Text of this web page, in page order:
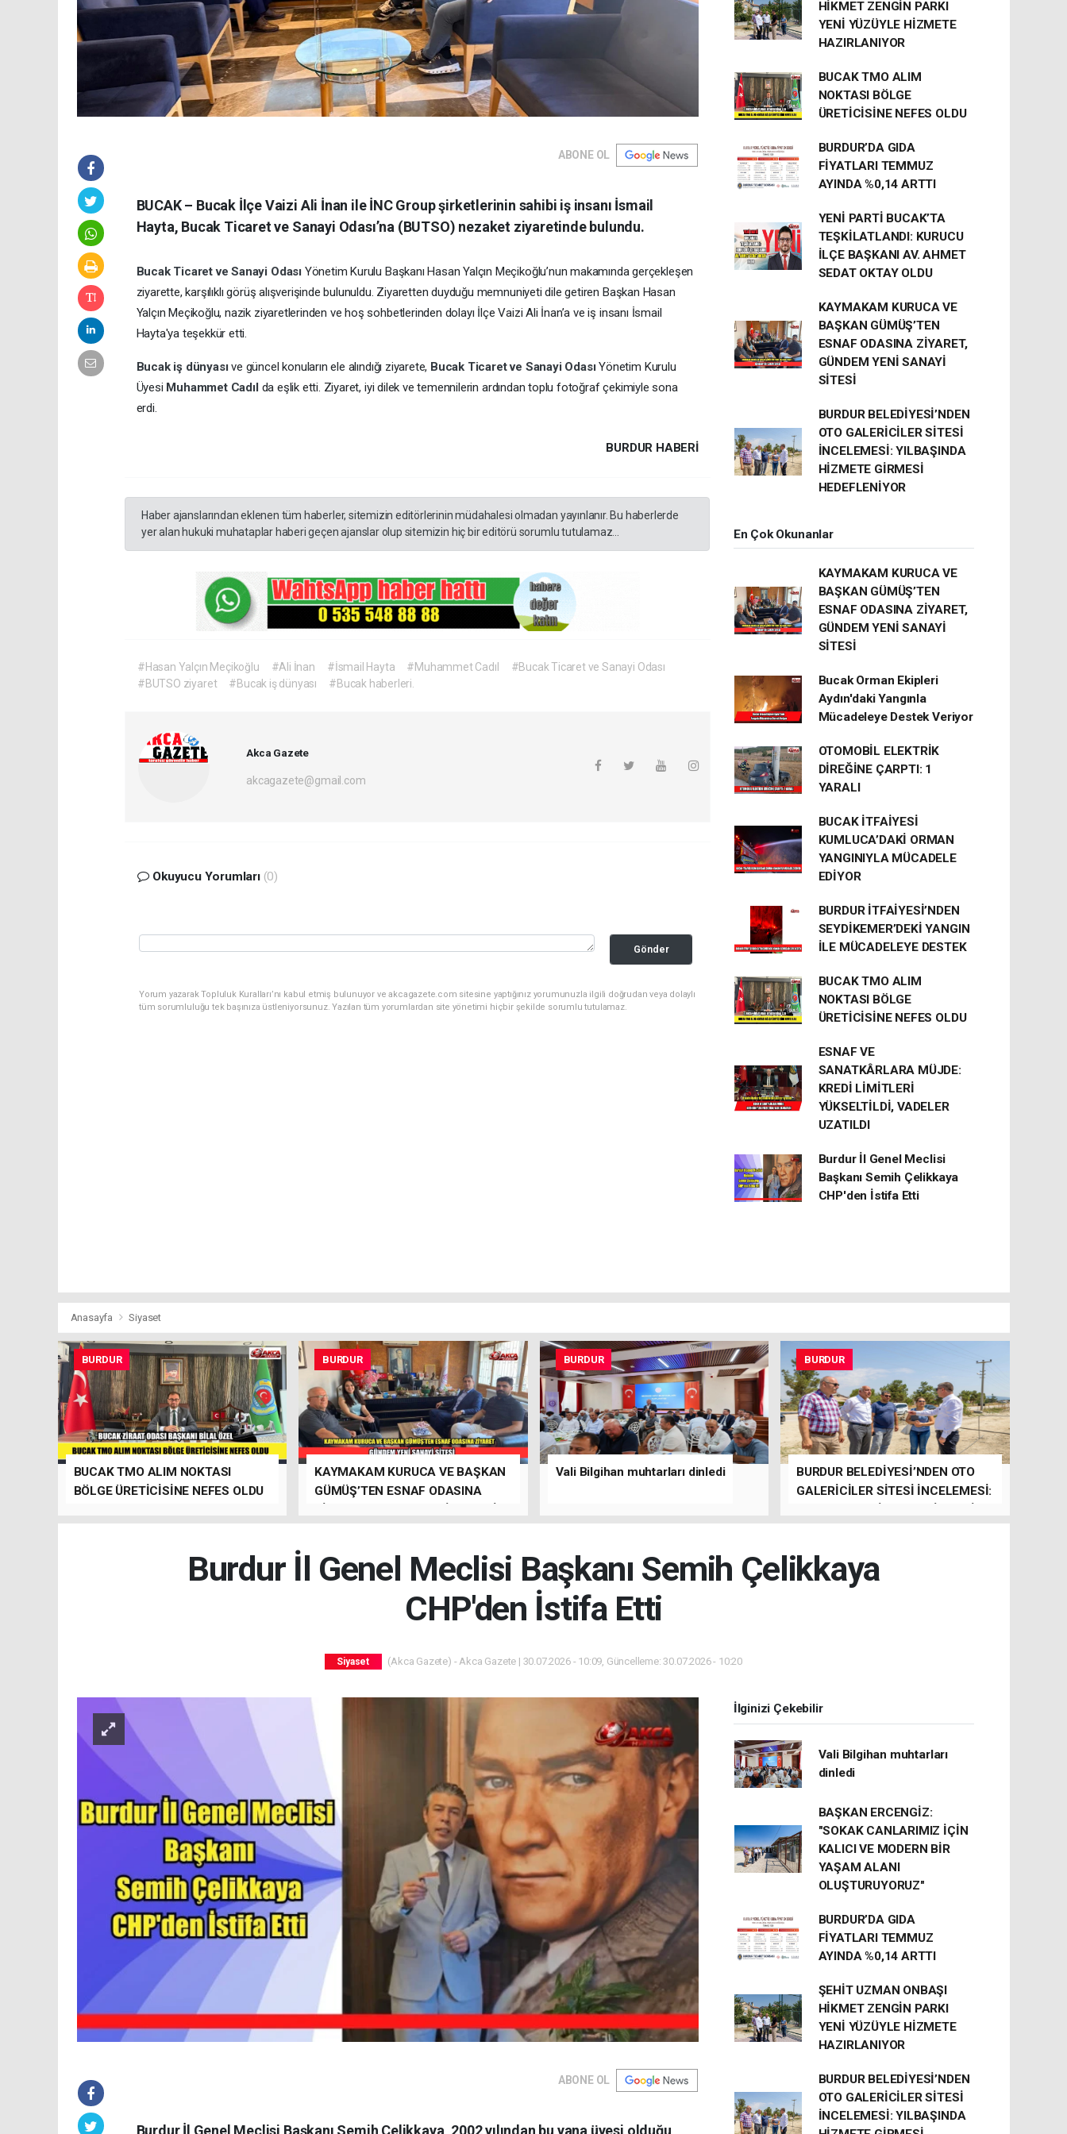
ABONE OL
BUCAK – Bucak İlçe Vaizi Ali İnan ile İNC Group şirketlerinin sahibi iş insanı İsmail
Hayta, Bucak Ticaret ve Sanayi Odası’na (BUTSO) nezaket ziyaretinde bulundu.
Bucak Ticaret ve Sanayi Odası Yönetim Kurulu Başkanı Hasan Yalçın Meçikoğlu’nun makamında gerçekleşen
ziyarette, karşılıklı görüş alışverişinde bulunuldu. Ziyaretten duyduğu memnuniyeti dile getiren Başkan Hasan
Yalçın Meçikoğlu, nazik ziyaretlerinden ve hoş sohbetlerinden dolayı İlçe Vaizi Ali İnan’a ve iş insanı İsmail
Hayta'ya teşekkür etti.
Bucak iş dünyasıve güncel konuların ele alındığı ziyarete, Bucak Ticaret ve Sanayi OdasıYönetim Kurulu
Üyesi Muhammet Cadıl da eşlik etti. Ziyaret, iyi dilek ve temennilerin ardından toplu fotoğraf çekimiyle sona
erdi.
BURDUR HABERİ
Haber ajanslarından eklenen tüm haberler, sitemizin editörlerinin müdahalesi olmadan yayınlanır. Bu haberlerde
yer alan hukuki muhataplar haberi geçen ajanslar olup sitemizin hiç bir editörü sorumlu tutulamaz...
#Hasan Yalçın Meçikoğlu #Ali İnan #İsmail Hayta #Muhammet Cadıl
#Bucak Ticaret ve Sanayi Odası
#BUTSO ziyaret
#Bucak iş dünyası #Bucak haberleri.
Akca Gazete
akcagazete@gmail.com
Okuyucu Yorumları (0)
Gönder
Yorum yazarak Topluluk Kuralları’nı kabul etmiş bulunuyor ve akcagazete.com sitesine yaptığınız yorumunuzla ilgili doğrudan veya dolaylı
tüm sorumluluğu tek başınıza üstleniyorsunuz. Yazılan tüm yorumlardan site yönetimi hiçbir şekilde sorumlu tutulamaz.
HİKMET ZENGİN PARKI
YENİ YÜZÜYLE HİZMETE
HAZIRLANIYOR
BUCAK TMO ALIM
NOKTASI BÖLGE
ÜRETİCİSİNE NEFES OLDU
BURDUR’DA GIDA
FİYATLARI TEMMUZ
AYINDA %0,14 ARTTI
YENİ PARTİ BUCAK’TA
TEŞKİLATLANDI: KURUCU
İLÇE BAŞKANI AV. AHMET
SEDAT OKTAY OLDU
KAYMAKAM KURUCA VE
BAŞKAN GÜMÜŞ’TEN
ESNAF ODASINA ZİYARET,
GÜNDEM YENİ SANAYİ
SİTESİ
BURDUR BELEDİYESİ’NDEN
OTO GALERİCİLER SİTESİ
İNCELEMESİ: YILBAŞINDA
HİZMETE GİRMESİ
HEDEFLENİYOR
En Çok Okunanlar
KAYMAKAM KURUCA VE
BAŞKAN GÜMÜŞ’TEN
ESNAF ODASINA ZİYARET,
GÜNDEM YENİ SANAYİ
SİTESİ
Bucak Orman Ekipleri
Aydın'daki Yangınla
Mücadeleye Destek Veriyor
OTOMOBİL ELEKTRİK
DİREĞİNE ÇARPTI: 1
YARALI
BUCAK İTFAİYESİ
KUMLUCA’DAKİ ORMAN
YANGINIYLA MÜCADELE
EDİYOR
BURDUR İTFAİYESİ’NDEN
SEYDİKEMER’DEKİ YANGIN
İLE MÜCADELEYE DESTEK
BUCAK TMO ALIM
NOKTASI BÖLGE
ÜRETİCİSİNE NEFES OLDU
ESNAF VE
SANATKÂRLARA MÜJDE:
KREDİ LİMİTLERİ
YÜKSELTİLDİ, VADELER
UZATILDI
Burdur İl Genel Meclisi
Başkanı Semih Çelikkaya
CHP'den İstifa Etti
Anasayfa Siyaset
BURDUR
BUCAK TMO ALIM NOKTASI
BÖLGE ÜRETİCİSİNE NEFES OLDU
BURDUR
KAYMAKAM KURUCA VE BAŞKAN
GÜMÜŞ’TEN ESNAF ODASINA
BURDUR
Vali Bilgihan muhtarları dinledi
BURDUR
BURDUR BELEDİYESİ’NDEN OTO
GALERİCİLER SİTESİ İNCELEMESİ:
Burdur İl Genel Meclisi Başkanı Semih Çelikkaya
CHP'den İstifa Etti
Siyaset (Akca Gazete) - Akca Gazete | 30.07.2026 - 10:09, Güncelleme: 30.07.2026 - 10:20
ABONE OL
Burdur İl Genel Meclisi Başkanı Semih Çelikkaya, 2002 yılından bu yana üyesi olduğu
İlginizi Çekebilir
Vali Bilgihan muhtarları
dinledi
BAŞKAN ERCENGİZ:
"SOKAK CANLARIMIZ İÇİN
KALICI VE MODERN BİR
YAŞAM ALANI
OLUŞTURUYORUZ"
BURDUR’DA GIDA
FİYATLARI TEMMUZ
AYINDA %0,14 ARTTI
ŞEHİT UZMAN ONBAŞI
HİKMET ZENGİN PARKI
YENİ YÜZÜYLE HİZMETE
HAZIRLANIYOR
BURDUR BELEDİYESİ’NDEN
OTO GALERİCİLER SİTESİ
İNCELEMESİ: YILBAŞINDA